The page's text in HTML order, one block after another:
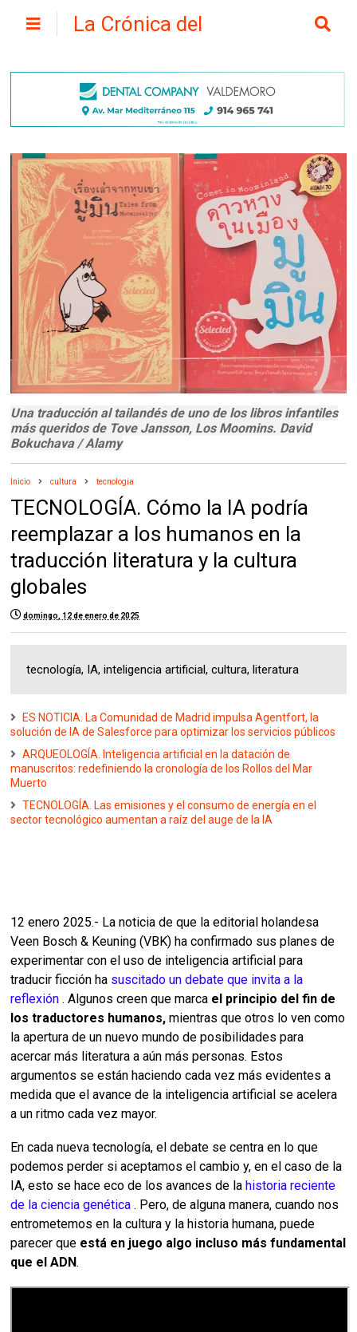
La Crónica del
Una traducción al tailandés de uno de los libros infantiles
más queridos de Tove Jansson, Los Moomins. David
Bokuchava / Alamy
Inicio cultura tecnologia
TECNOLOGÍA. Cómo la IA podría
reemplazar a los humanos en la
traducción literatura y la cultura
globales
domingo, 12 de enero de 2025
tecnología, IA, inteligencia artificial, cultura, literatura
ES NOTICIA. La Comunidad de Madrid impulsa Agentfort, la
solución de IA de Salesforce para optimizar los servicios públicos
ARQUEOLOGÍA. Inteligencia artificial en la datación de
manuscritos: redefiniendo la cronología de los Rollos del Mar
Muerto
TECNOLOGÍA. Las emisiones y el consumo de energía en el
sector tecnológico aumentan a raíz del auge de la IA
12 enero 2025.- La noticia de que la editorial holandesa
Veen Bosch & Keuning (VBK) ha confirmado sus planes de
experimentar con el uso de inteligencia artificial para
traducir ficción ha suscitado un debate que invita a la
reflexión . Algunos creen que marca el principio del fin de
los traductores humanos,mientras que otros lo ven como
la apertura de un nuevo mundo de posibilidades para
acercar más literatura a aún más personas. Estos
argumentos se están haciendo cada vez más evidentes a
medida que el avance de la inteligencia artificial se acelera
a un ritmo cada vez mayor.
En cada nueva tecnología, el debate se centra en lo que
podemos perder si aceptamos el cambio y, en el caso de la
IA, esto se hace eco de los avances de lahistoria reciente
de la ciencia genética . Pero, de alguna manera, cuando nos
entrometemos en la cultura y la historia humana, puede
parecer que está en juego algo incluso más fundamental
que el ADN.